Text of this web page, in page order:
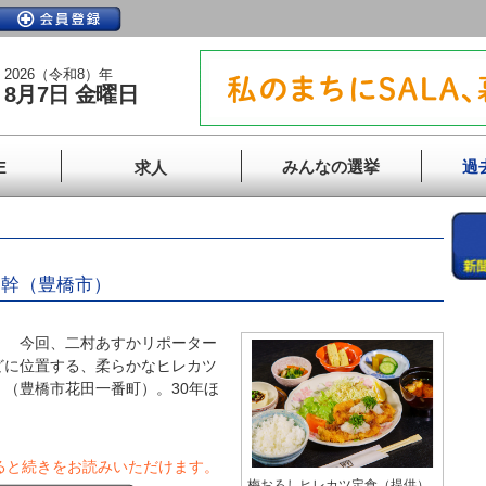
2026（令和8）年
8月7日 金曜日
求人 みんなの選挙 過
（豊橋市）
今回、二村あすかリポーター
位置する、柔らかなヒレカツ
豊橋市花田一番町）。30年ほ
続きをお読みいただけます。